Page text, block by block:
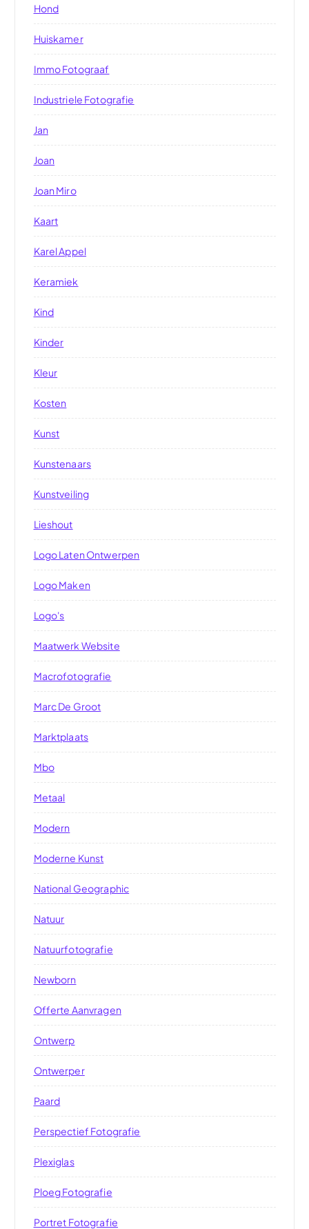
Hond
Huiskamer
Immo Fotograaf
Industriele Fotografie
Jan
Joan
Joan Miro
Kaart
Karel Appel
Keramiek
Kind
Kinder
Kleur
Kosten
Kunst
Kunstenaars
Kunstveiling
Lieshout
Logo Laten Ontwerpen
Logo Maken
Logo's
Maatwerk Website
Macrofotografie
Marc De Groot
Marktplaats
Mbo
Metaal
Modern
Moderne Kunst
National Geographic
Natuur
Natuurfotografie
Newborn
Offerte Aanvragen
Ontwerp
Ontwerper
Paard
Perspectief Fotografie
Plexiglas
Ploeg Fotografie
Portret Fotografie